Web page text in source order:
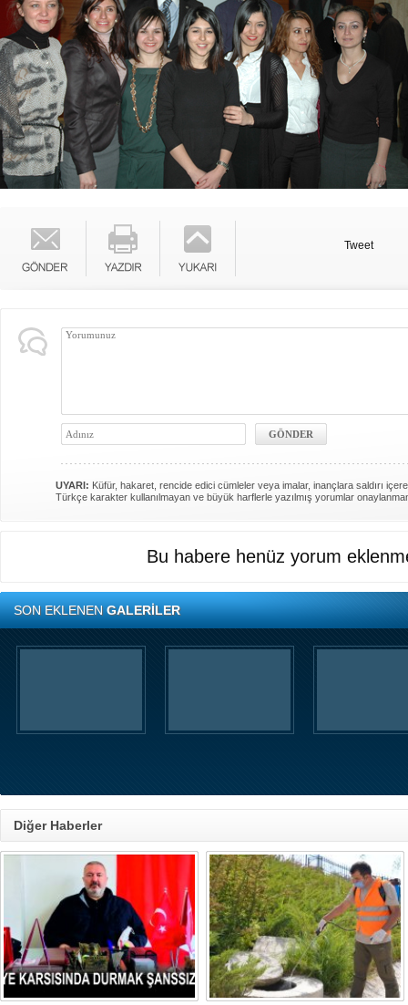
Tweet
UYARI: Küfür, hakaret, rencide edici cümleler veya imalar, inançlara saldırı
Türkçe karakter kullanılmayan ve büyük harflerle yazılmış yorumlar
Bu habere henüz yorum
SON EKLENENGALERİLER
Diğer Haberler